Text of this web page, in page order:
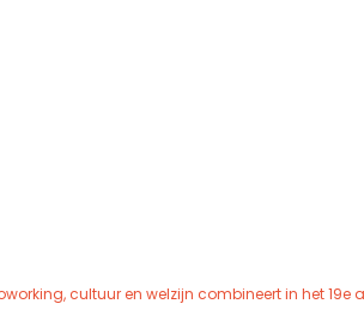
cultuur en welzijn combineert in het 19e